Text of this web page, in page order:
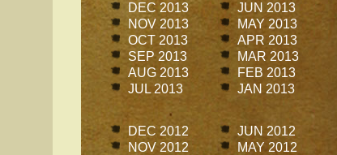
DEC 2013
NOV 2013
OCT 2013
SEP 2013
AUG 2013
JUL 2013
JUN 2013
MAY 2013
APR 2013
MAR 2013
FEB 2013
JAN 2013
DEC 2012
NOV 2012
JUN 2012
MAY 2012